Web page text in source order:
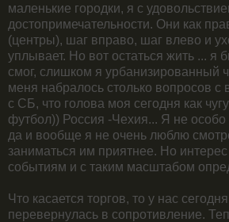
маленькие городки, я с
достопримечательности. Они как
(центры), шаг вправо, шаг влево и
уплывает. Но вот остаться жить ... я
смог, слишком я урбанизированный
меня набралось столько вопросов с
с СБ, что голова моя сегодня как
футбол)) Россия -Чехия... Я не
да и вообще я не очень люблю
заниматься им приятнее. Но интерес
событиям и с таким масштабом
Что касается торгов, то у нас
перевернулась в сопротивление.